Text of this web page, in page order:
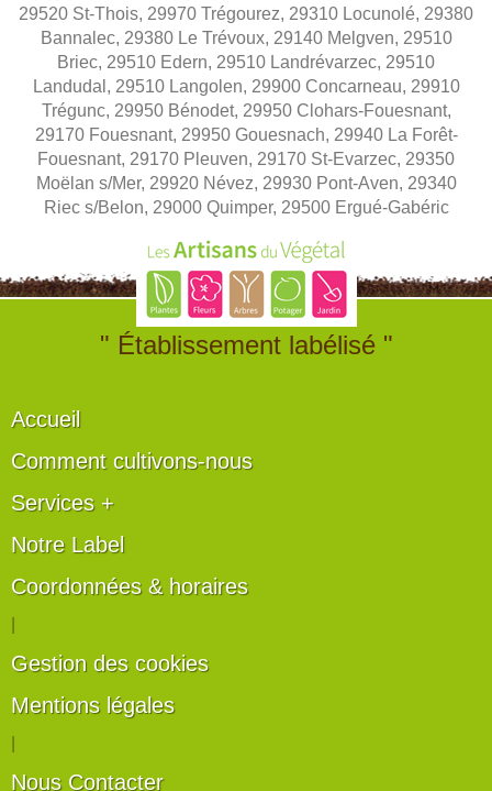
29520 St-Thois, 29970 Trégourez, 29310 Locunolé, 29380
Bannalec, 29380 Le Trévoux, 29140 Melgven, 29510
Briec, 29510 Edern, 29510 Landrévarzec, 29510
Landudal, 29510 Langolen, 29900 Concarneau, 29910
Trégunc, 29950 Bénodet, 29950 Clohars-Fouesnant,
29170 Fouesnant, 29950 Gouesnach, 29940 La Forêt-
Fouesnant, 29170 Pleuven, 29170 St-Evarzec, 29350
Moëlan s/Mer, 29920 Névez, 29930 Pont-Aven, 29340
Riec s/Belon, 29000 Quimper, 29500 Ergué-Gabéric
" Établissement labélisé "
Accueil
Comment cultivons-nous
Services +
Notre Label
Coordonnées & horaires
Gestion des cookies
Mentions légales
Nous Contacter